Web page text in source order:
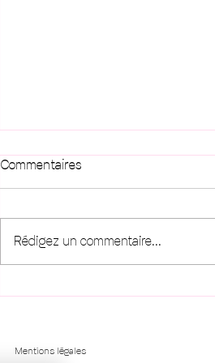
Banana bread aux dattes et
Commentaires
Rédigez un commentaire...
Mentions légales